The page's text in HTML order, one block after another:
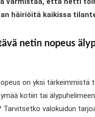
häiriöitä kaikissa
netin nopeus
on yksi tärkeimmistä
kotiin tai
Tarvitsetko valokuidun